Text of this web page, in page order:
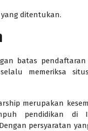
ditentukan.
batas
memeriksa
merupakan
pendidikan di
persyaratan